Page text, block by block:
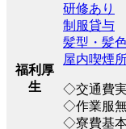
福利厚
生
研修あり
制服貸与
髪型・髪
屋内喫煙
◇交通費
◇作業服
◇寮費基